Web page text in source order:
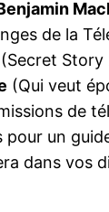
de la
(Secret
(Qui veut
de
pour un
dans vos